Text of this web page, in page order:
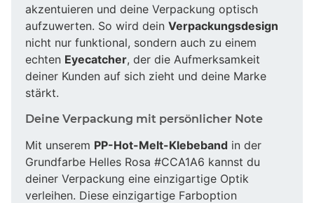
akzentuieren und deine Verpackung optisch
aufzuwerten. So wird dein Verpackungsdesign
nicht nur funktional, sondern auch zu einem
echten Eyecatcher, der die Aufmerksamkeit
deiner Kunden auf sich zieht und deine Marke
stärkt.
Deine Verpackung mit persönlicher Note
Mit unserem PP-Hot-Melt-Klebeband in der
Grundfarbe Helles Rosa #CCA1A6 kannst du
deiner Verpackung eine einzigartige Optik
verleihen. Diese einzigartige Farboption